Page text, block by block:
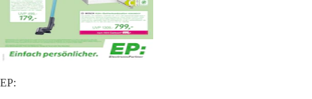
EP: